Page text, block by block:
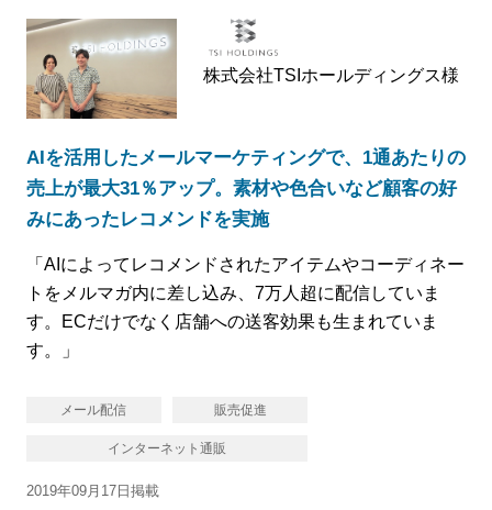
株式会社TSIホールディングス様
AIを活用したメールマーケティングで、1通あたりの
売上が最大31％アップ。素材や色合いなど顧客の好
みにあったレコメンドを実施
「AIによってレコメンドされたアイテムやコーディネー
トをメルマガ内に差し込み、7万人超に配信していま
す。ECだけでなく店舗への送客効果も生まれていま
す。」
メール配信 販売促進
インターネット通販
2019年09月17日掲載